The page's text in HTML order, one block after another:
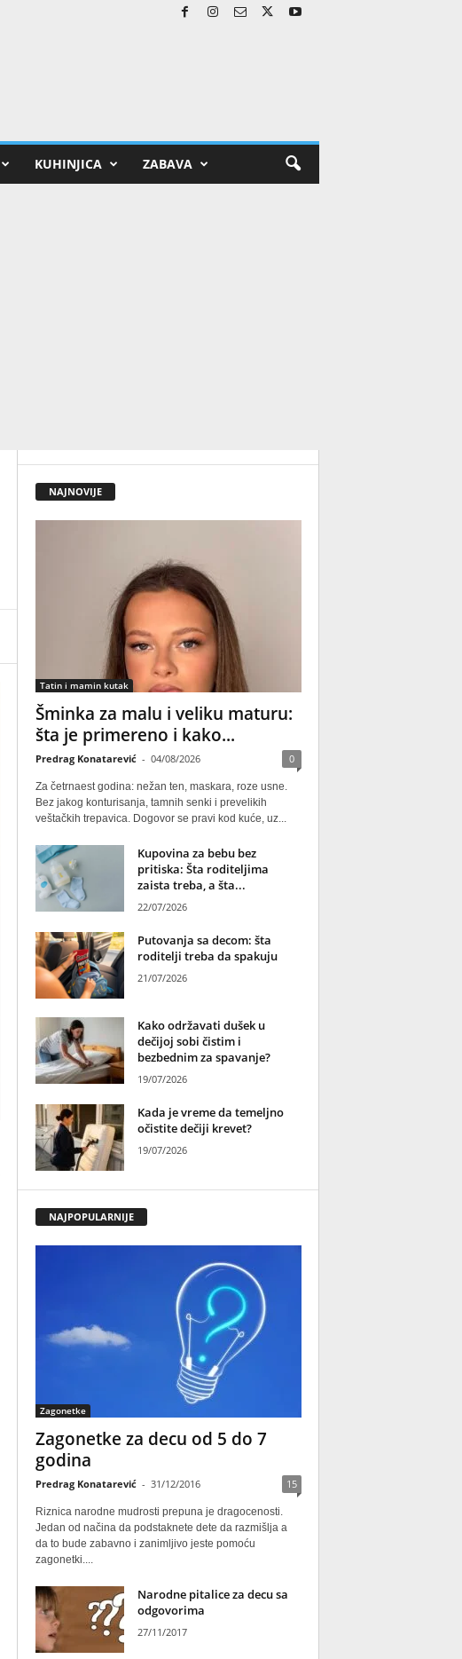
KUHINJICA ZABAVA
NAJNOVIJE
Tatin i mamin kutak
Šminka za malu i veliku maturu:
šta je primereno i kako...
Predrag Konatarević - 04/08/2026 0
Za četrnaest godina: nežan ten, maskara, roze usne.
Bez jakog konturisanja, tamnih senki i prevelikih
veštačkih trepavica. Dogovor se pravi kod kuće, uz...
Kupovina za bebu bez
pritiska: Šta roditeljima
zaista treba, a šta...
22/07/2026
Putovanja sa decom: šta
roditelji treba da spakuju
21/07/2026
Kako održavati dušek u
dečijoj sobi čistim i
bezbednim za spavanje?
19/07/2026
Kada je vreme da temeljno
očistite dečiji krevet?
19/07/2026
NAJPOPULARNIJE
Zagonetke
Zagonetke za decu od 5 do 7
godina
Predrag Konatarević - 31/12/2016 15
Riznica narodne mudrosti prepuna je dragocenosti.
Jedan od načina da podstaknete dete da razmišlja a
da to bude zabavno i zanimljivo jeste pomoću
zagonetki....
Narodne pitalice za decu sa
odgovorima
27/11/2017